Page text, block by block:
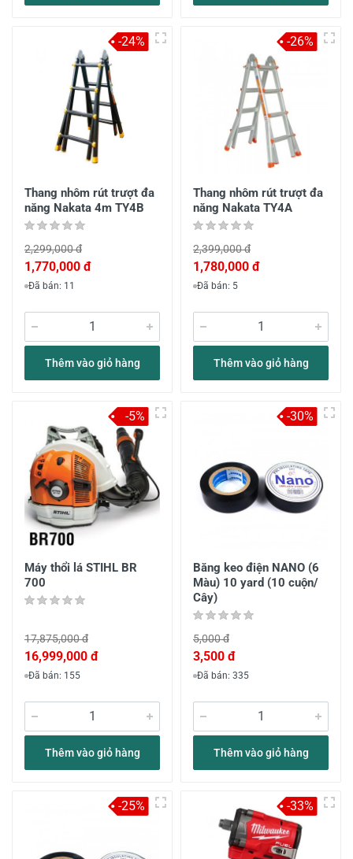
Thang nhôm rút trượt đa
năng Nakata 4m TY4B
2,299,000 đ
1,770,000 đ
Đã bán: 11
Thêm vào giỏ hàng
-24%
Thang nhôm rút trượt đa
năng Nakata TY4A
2,399,000 đ
1,780,000 đ
Đã bán: 5
Thêm vào giỏ hàng
-26%
Máy thổi lá STIHL BR
700
17,875,000 đ
16,999,000 đ
Đã bán: 155
Thêm vào giỏ hàng
-5%
Băng keo điện NANO (6
Màu) 10 yard (10 cuộn/
Cây)
5,000 đ
3,500 đ
Đã bán: 335
Thêm vào giỏ hàng
-30%
-25% -33%